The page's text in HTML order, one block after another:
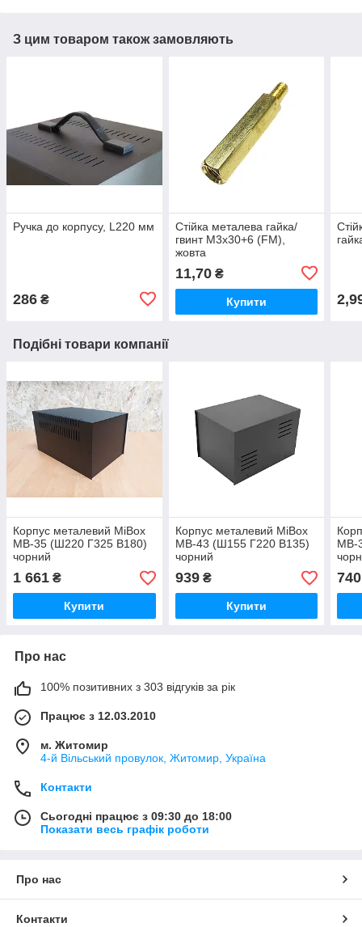
З цим товаром також замовляють
Ручка до корпусу, L220 мм
286 ₴
Стійка металева гайка/
гвинт М3х30+6 (FM),
жовта
11,70₴
Купити
Подібні товари компанії
Корпус металевий MiBox
MB-35 (Ш220 Г325 В180)
чорний
1 661 ₴
Купити
Корпус металевий MiBox
MB-43 (Ш155 Г220 В135)
чорний
939₴
Купити
740
Про нас
100% позитивних з 303 відгуків за рік
Працює з 12.03.2010
м. Житомир
4-й Вільський провулок, Житомир, Україна
Контакти
Сьогодні працює з 09:30 до 18:00
Показати весь графік роботи
Про нас
Контакти